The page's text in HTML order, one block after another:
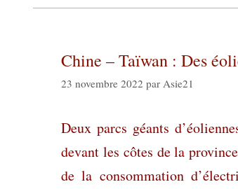
Chine – Taïwan : Des
23 novembre 2022 par Asie21
Deux parcs géants
devant les côtes de la
de la consommation